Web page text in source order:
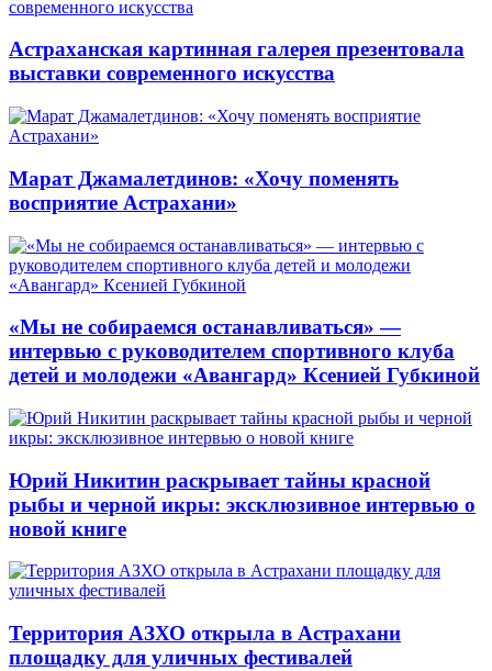
Астраханская картинная галерея презентовала
выставки современного искусства
Марат Джамалетдинов: «Хочу поменять
восприятие Астрахани»
«Мы не собираемся останавливаться» —
интервью с руководителем спортивного клуба
детей и молодежи «Авангард» Ксенией Губкиной
Юрий Никитин раскрывает тайны красной
рыбы и черной икры: эксклюзивное интервью о
новой книге
Территория АЗХО открыла в Астрахани
площадку для уличных фестивалей